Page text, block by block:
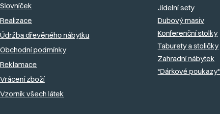
Slovníček
Realizace
Údržba dřevěného nábytku
Obchodní podmínky
Reklamace
Vrácení zboží
Vzorník všech látek
Jídelní sety
Dubový masiv
Konferenční stolky
Taburety a stoličky
Zahradní nábytek
*Dárkové poukazy*